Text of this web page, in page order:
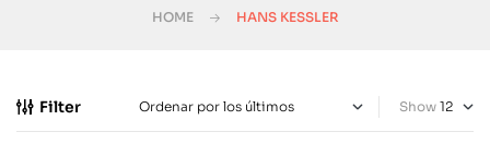
HOME HANS KESSLER
Filter Show